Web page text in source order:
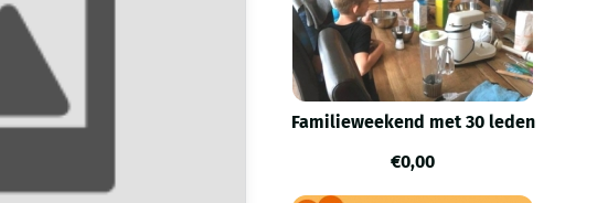
Familieweekend met 30 leden
€0,00